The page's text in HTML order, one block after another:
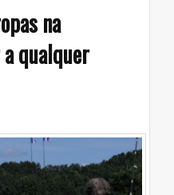
na
qualquer